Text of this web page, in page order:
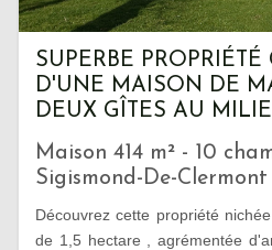
SUPERBE
D'UNE MAISON DE
DEUX GÎTES AU
Maison 414 m² - 10
Sigismond-De-Clermont
Découvrez cette propriété
de 1,5 hectare , agrémentée